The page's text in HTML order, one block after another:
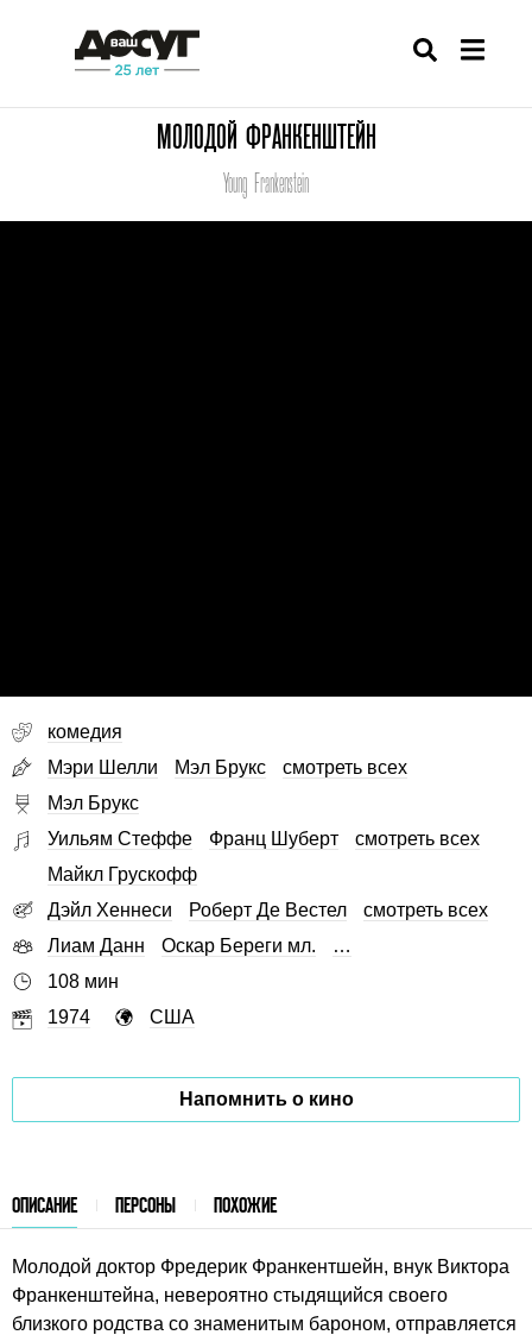
МОЛОДОЙ ФРАНКЕНШТЕЙН
Young Frankenstein
комедия
Мэри Шелли
Мэл Брукс
смотреть всех
Мэл Брукс
Уильям Стеффе
Франц Шуберт
смотреть всех
Майкл Грускофф
Дэйл Хеннеси
Роберт Де Вестел
смотреть всех
Лиам Данн
Оскар Береги мл.
…
108 мин
1974
США
Напомнить о кино
ОПИСАНИЕ ПЕРСОНЫ ПОХОЖИЕ
Молодой доктор Фредерик Франкентшейн, внук Виктора
Франкенштейна, невероятно стыдящийся своего
близкого родства со знаменитым бароном, отправляется